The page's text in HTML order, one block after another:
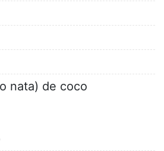
nata) de coco